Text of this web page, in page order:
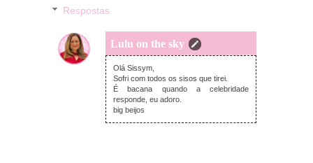
Respostas
Lulu on the sky
sexta-feira, janeiro 02, 2015
Olá Sissym,
Sofri com todos os sisos que tirei.
É bacana quando a celebridade
responde, eu adoro.
big beijos